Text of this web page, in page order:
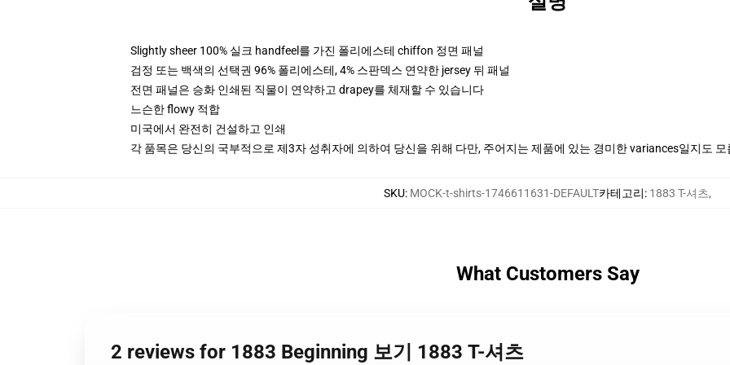
Slightly sheer 100% 실크 handfeel를 가진 폴리에스테 chiffon 정면 패널
검정 또는 백색의 선택권 96% 폴리에스테, 4% 스판덱스 연약한 jersey 뒤 패널
전면 패널은 승화 인쇄된 직물이 연약하고 drapey를 체재할 수 있습니다
느슨한 flowy 적합
미국에서 완전히 건설하고 인쇄
각 품목은 당신의 국부적으로 제3자 성취자에 의하여 당신을 위해 다만, 주어지는 제품에 있는 경미한 variances일지도
SKU: MOCK-t-shirts-1746611631-DEFAULT카테고리: 1883 T-셔츠,
What Customers Say
2 reviews for 1883 Beginning 보기 1883 T-셔츠